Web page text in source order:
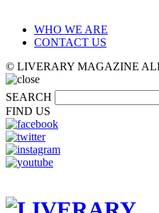
WHO WE ARE
CONTACT US
© LIVERARY MAGAZINE
SEARCH
FIND US